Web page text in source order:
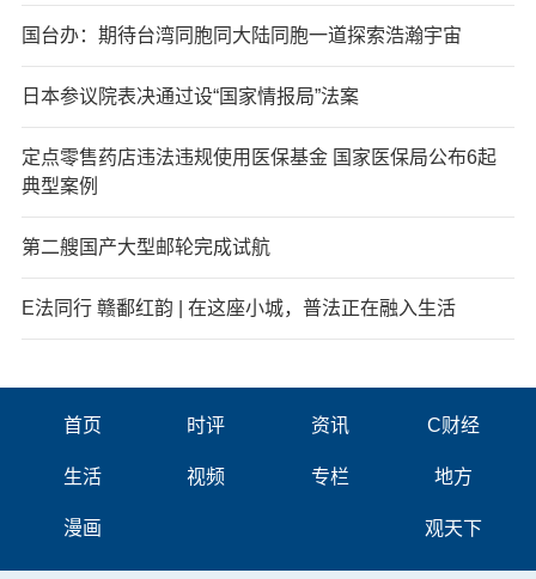
国台办：期待台湾同胞同大陆同胞一道探索浩瀚宇宙
日本参议院表决通过设“国家情报局”法案
定点零售药店违法违规使用医保基金 国家医保局公布6起
典型案例
第二艘国产大型邮轮完成试航
E法同行 赣鄱红韵 | 在这座小城，普法正在融入生活
首页 时评 资讯 C财经
生活 视频 专栏 地方
漫画 观天下